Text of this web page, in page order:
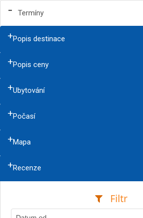
Termíny
Popis destinace
Popis ceny
Ubytování
Počasí
Mapa
Recenze
Filtr